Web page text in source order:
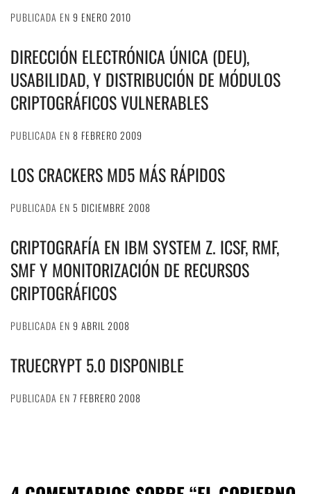
PUBLICADA EN 9 ENERO 2010
DIRECCIÓN ELECTRÓNICA ÚNICA (DEU),
USABILIDAD, Y DISTRIBUCIÓN DE MÓDULOS
CRIPTOGRÁFICOS VULNERABLES
PUBLICADA EN 8 FEBRERO 2009
LOS CRACKERS MD5 MÁS RÁPIDOS
PUBLICADA EN 5 DICIEMBRE 2008
CRIPTOGRAFÍA EN IBM SYSTEM Z. ICSF, RMF,
SMF Y MONITORIZACIÓN DE RECURSOS
CRIPTOGRÁFICOS
PUBLICADA EN 9 ABRIL 2008
TRUECRYPT 5.0 DISPONIBLE
PUBLICADA EN 7 FEBRERO 2008